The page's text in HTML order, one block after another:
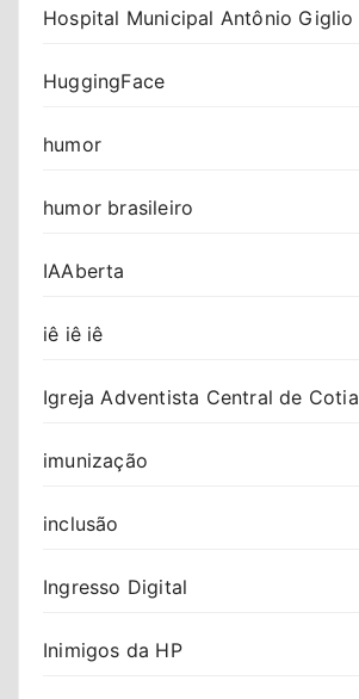
Hospital Municipal Antônio Giglio
HuggingFace
humor
humor brasileiro
IAAberta
iê iê iê
Igreja Adventista Central de Cotia
imunização
inclusão
Ingresso Digital
Inimigos da HP